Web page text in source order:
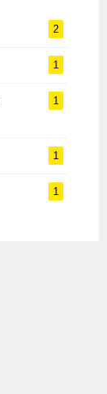
2
1
1
1
1